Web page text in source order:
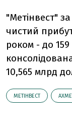
"Метінвест"
чистий
роком - до
10,565 млрд
МЕТІНВЕСТ